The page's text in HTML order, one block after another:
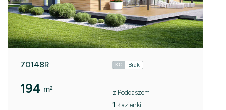
70148R KC Brak
194 m² z Poddaszem
1 Łazienki